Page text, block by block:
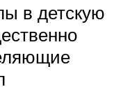
в детскую